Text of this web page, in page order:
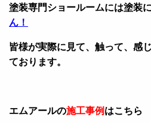
塗装専門ショールームには塗装
ん！
皆様が実際に見て、触って、感
ております。
エムアールの施工事例 はこちら